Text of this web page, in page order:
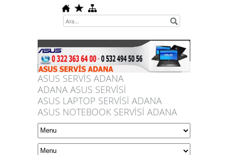
ASUS SERVİS ADANA
ADANA ASUS SERVİSİ
ASUS LAPTOP SERVİSİ ADANA
ASUS NOTEBOOK SERVİSİ ADANA